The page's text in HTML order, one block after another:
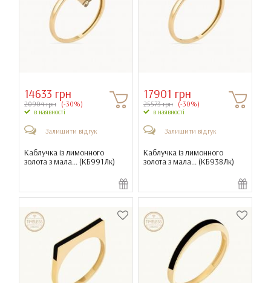
14633 грн
20904 грн (-30%)
в наявності
Залишити відгук
Каблучка із лимонного
золота з мала... (КБ991Лк)
17901 грн
25573 грн (-30%)
в наявності
Залишити відгук
Каблучка із лимонного
золота з мала... (КБ938Лк)